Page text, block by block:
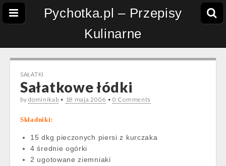
Pychotka.pl – Przepisy
Kulinarne
SAŁATKI
Sałatkowe łódki
bydominikab • 18 maja 2006 •0 Comments
Składniki:
15 dkg pieczonych piersi z kurczaka
4 średnie ogórki
2 ugotowane ziemniaki